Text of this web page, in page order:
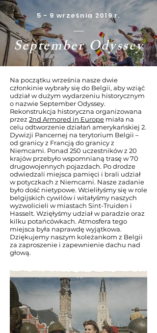
5 - 9 września 2019 r.
September Odyssey
Na początku września nasze dwie
członkinie wybrały się do Belgii, aby wziąć
udział w dużym wydarzeniu historycznym
o nazwie September Odyssey.
Rekonstrukcja historyczna organizowana
przez 2nd Armored in Europe miała na
celu odtworzenie działań amerykańskiej 2.
Dywizji Pancernej na terytorium Belgii –
od granicy z Francją do granicy z
Niemcami. Ponad 250 uczestników z 20
krajów przebyło wspomnianą trasę w 70
drugowojennych pojazdach. Po drodze
odwiedzali miejsca pamięci i brali udział
w potyczkach z Niemcami. Nasze zadanie
było dość nietypowe. Wcieliłyśmy się w role
belgijskich cywilów i witałyśmy naszych
wyzwolicieli w miastach Sint-Truiden i
Hasselt. Wzięłyśmy udział w paradzie oraz
kilku potańcówkach. Atmosfera tego
miejsca była naprawdę wyjątkowa.
Dziękujemy naszym koleżankom z Belgii
za zaproszenie i zapewnienie dachu nad
głową.